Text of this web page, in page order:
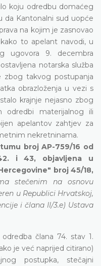
koju odredbu domaćeg
da Kantonalni sud uopće
na kojim je zasnovao
to apelant navodi, u
ugovora 9. decembra
notarska služba
zbog takvog postupanja
obrazloženja u vezi s
krajnje nejasno zbog
odredbi materijalnog ili
apelantov zahtjev za
nekretninama.
broj AP-759/16 od
i 43, objavljena u
broj 45/18,
stečenim na osnovu
u Republici Hrvatskoj,
i člana II/3.e) Ustava
člana 74. stav 1.
je već naprijed citirano)
postupka, stečajni